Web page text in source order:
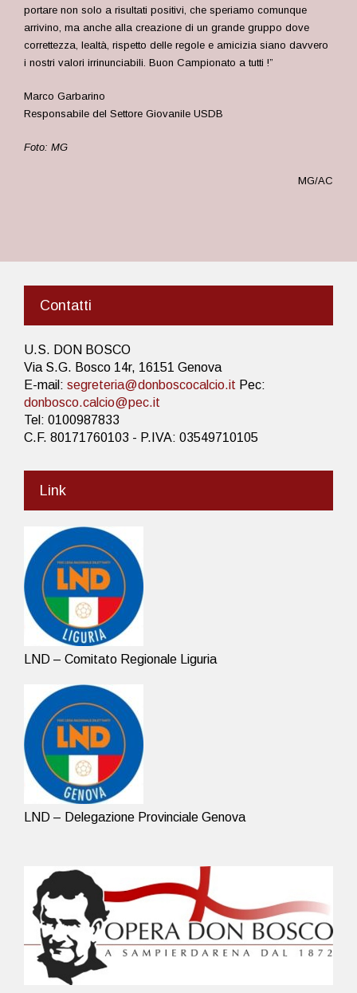
portare non solo a risultati positivi, che speriamo comunque
arrivino, ma anche alla creazione di un grande gruppo dove
correttezza, lealtà, rispetto delle regole e amicizia siano davvero
i nostri valori irrinunciabili. Buon Campionato a tutti !”
Marco Garbarino
Responsabile del Settore Giovanile USDB
Foto: MG
MG/AC
Contatti
U.S. DON BOSCO
Via S.G. Bosco 14r, 16151 Genova
E-mail: segreteria@donboscocalcio.it Pec:
donbosco.calcio@pec.it
Tel: 0100987833
C.F. 80171760103 - P.IVA: 03549710105
Link
LND – Comitato Regionale Liguria
LND – Delegazione Provinciale Genova